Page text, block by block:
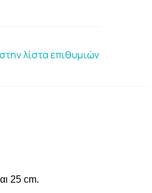
λίστα επιθυμιών
25 cm.